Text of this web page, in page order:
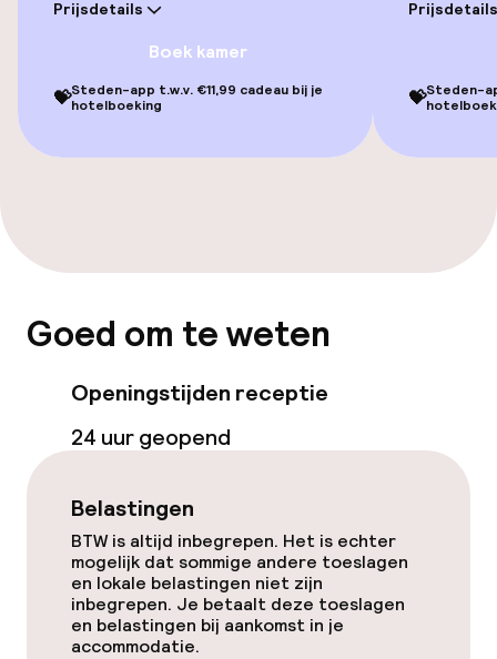
Prijsdetails
Boek kamer
💝Steden-app t.w.v. €11,99 cadeau bij je
hotelboeking
Prijsdetails
💝Steden-
Goed om te weten
Openingstijden receptie
24 uur geopend
Belastingen
BTW is altijd inbegrepen. Het is echter
mogelijk dat sommige andere toeslagen
en lokale belastingen niet zijn
inbegrepen. Je betaalt deze toeslagen
en belastingen bij aankomst in je
accommodatie.